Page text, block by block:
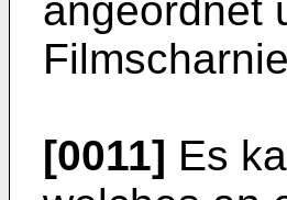
angeordnet
[0011] Es